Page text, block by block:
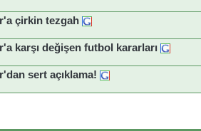
çirkin tezgah
karşı değişen futbol kararları
sert açıklama!